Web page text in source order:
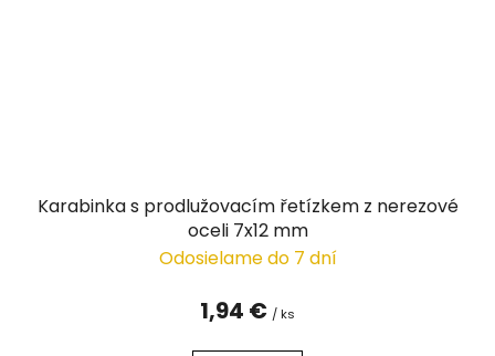
Karabinka s prodlužovacím řetízkem z nerezové
oceli 7x12 mm
Odosielame do 7 dní
1,94 € / ks